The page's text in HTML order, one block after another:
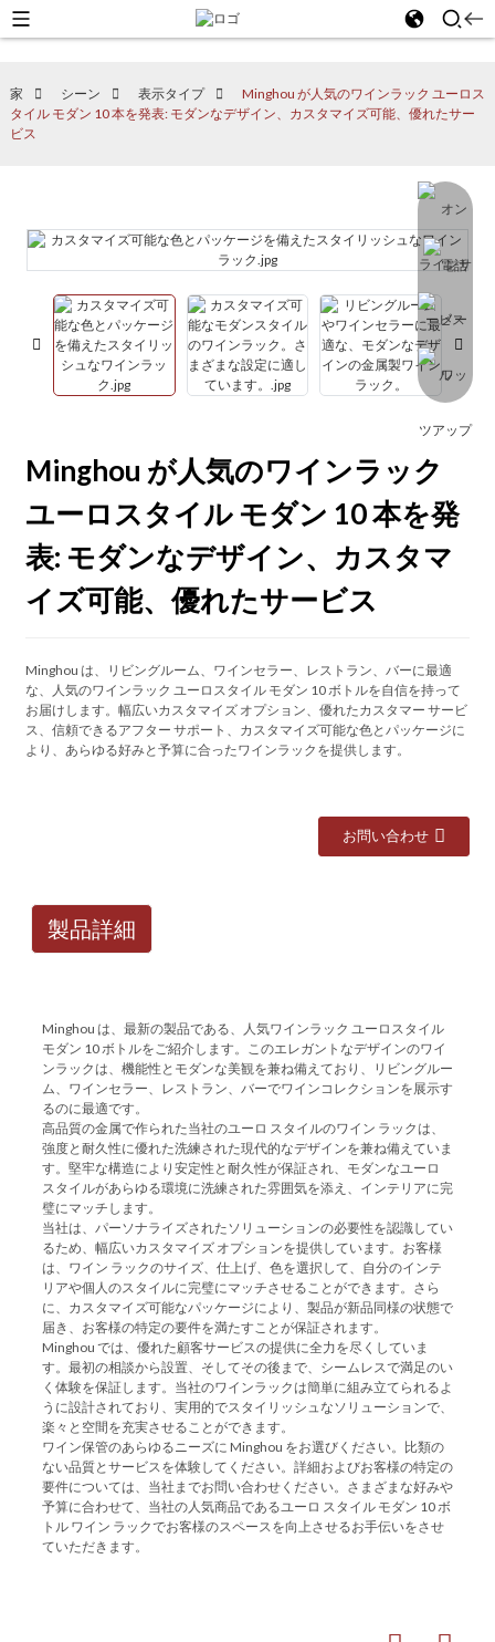
家 シーン 表示タイプ
Minghou が人気のワインラック ユーロス
タイル モダン 10 本を発表: モダンなデザイン、カスタマイズ可能、優れたサー
ビス
Minghou が人気のワインラック
ユーロスタイル モダン 10 本を発
表: モダンなデザイン、カスタマ
イズ可能、優れたサービス
Minghou は、リビングルーム、ワインセラー、レストラン、バーに最適
な、人気のワインラック ユーロスタイル モダン 10 ボトルを自信を持って
お届けします。幅広いカスタマイズ オプション、優れたカスタマー サービ
ス、信頼できるアフター サポート、カスタマイズ可能な色とパッケージに
より、あらゆる好みと予算に合ったワインラックを提供します。
お問い合わせ
製品詳細
Minghou は、最新の製品である、人気ワインラック ユーロスタイル
モダン 10 ボトルをご紹介します。このエレガントなデザインのワイ
ンラックは、機能性とモダンな美観を兼ね備えており、リビングルー
ム、ワインセラー、レストラン、バーでワインコレクションを展示す
るのに最適です。
高品質の金属で作られた当社のユーロ スタイルのワイン ラックは、
強度と耐久性に優れた洗練された現代的なデザインを兼ね備えていま
す。堅牢な構造により安定性と耐久性が保証され、モダンなユーロ
スタイルがあらゆる環境に洗練された雰囲気を添え、インテリアに完
璧にマッチします。
当社は、パーソナライズされたソリューションの必要性を認識してい
るため、幅広いカスタマイズ オプションを提供しています。お客様
は、ワイン ラックのサイズ、仕上げ、色を選択して、自分のインテ
リアや個人のスタイルに完璧にマッチさせることができます。さら
に、カスタマイズ可能なパッケージにより、製品が新品同様の状態で
届き、お客様の特定の要件を満たすことが保証されます。
Minghou では、優れた顧客サービスの提供に全力を尽くしていま
す。最初の相談から設置、そしてその後まで、シームレスで満足のい
く体験を保証します。当社のワインラックは簡単に組み立てられるよ
うに設計されており、実用的でスタイリッシュなソリューションで、
楽々と空間を充実させることができます。
ワイン保管のあらゆるニーズに Minghou をお選びください。比類の
ない品質とサービスを体験してください。詳細およびお客様の特定の
要件については、当社までお問い合わせください。さまざまな好みや
予算に合わせて、当社の人気商品であるユーロ スタイル モダン 10 ボ
トル ワイン ラックでお客様のスペースを向上させるお手伝いをさせ
ていただきます。